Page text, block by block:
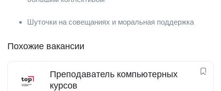
Шуточки на совещаниях и моральная поддержка
Похожие вакансии
Преподаватель компьютерных
курсов